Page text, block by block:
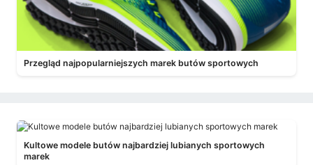
Przegląd najpopularniejszych marek butów sportowych
Kultowe modele butów najbardziej lubianych sportowych
marek